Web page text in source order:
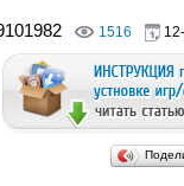
1516